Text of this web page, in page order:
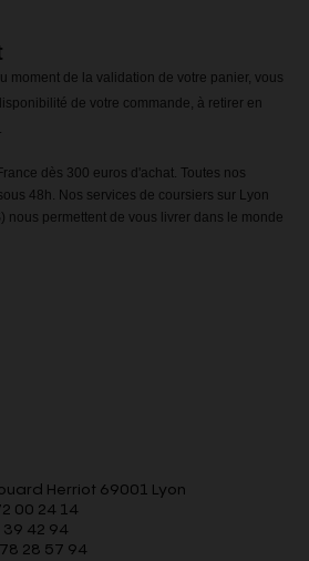
moment de la validation de votre panier, vous
de votre commande, à retirer en
dès 300 euros d'achat. Toutes nos
48h. Nos services de coursiers sur Lyon
nous permettent de vous livrer dans le monde
Herriot 69001 Lyon
00 24 14
39 42 94
28 57 94